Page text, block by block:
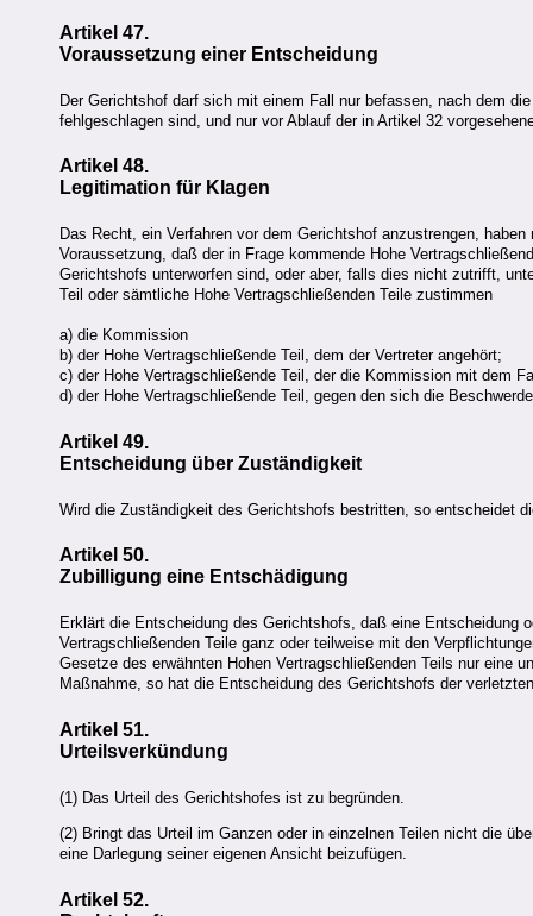
Artikel 47.
Voraussetzung einer Entscheidung
Der Gerichtshof darf sich mit einem Fall nur befassen, nach dem
fehlgeschlagen sind, und nur vor Ablauf der in Artikel 32
Artikel 48.
Legitimation für Klagen
Das Recht, ein Verfahren vor dem Gerichtshof anzustrengen,
Voraussetzung, daß der in Frage kommende Hohe
Gerichtshofs unterworfen sind, oder aber, falls dies nicht zutrifft,
Teil oder sämtliche Hohe Vertragschließenden Teile zustimmen
a) die Kommission
b) der Hohe Vertragschließende Teil, dem der Vertreter angehört;
c) der Hohe Vertragschließende Teil, der die Kommission mit dem
d) der Hohe Vertragschließende Teil, gegen den sich die
Artikel 49.
Entscheidung über Zuständigkeit
Wird die Zuständigkeit des Gerichtshofs bestritten, so entscheidet
Artikel 50.
Zubilligung eine Entschädigung
Erklärt die Entscheidung des Gerichtshofs, daß eine Entscheidung
Vertragschließenden Teile ganz oder teilweise mit den
Gesetze des erwähnten Hohen Vertragschließenden Teils nur eine
Maßnahme, so hat die Entscheidung des Gerichtshofs der
Artikel 51.
Urteilsverkündung
(1) Das Urteil des Gerichtshofes ist zu begründen.
(2) Bringt das Urteil im Ganzen oder in einzelnen Teilen nicht die
eine Darlegung seiner eigenen Ansicht beizufügen.
Artikel 52.